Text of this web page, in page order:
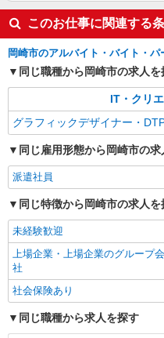
このお仕事に関連する
岡崎市のアルバイト・バイト・
同じ職種から岡崎市の求人を
IT・クリ
グラフィックデザイナー・
同じ雇用形態から岡崎市の
派遣社員
同じ特徴から岡崎市の求人を
未経験歓迎
上場企業・上場企業のグループ会
社
社会保険あり
同じ職種から求人を探す